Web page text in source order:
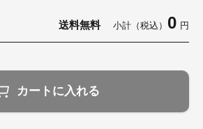
送料無料 小計（税込） 0 円
カートに入れる